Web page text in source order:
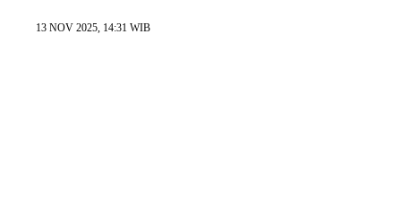
13 NOV 2025, 14:31 WIB